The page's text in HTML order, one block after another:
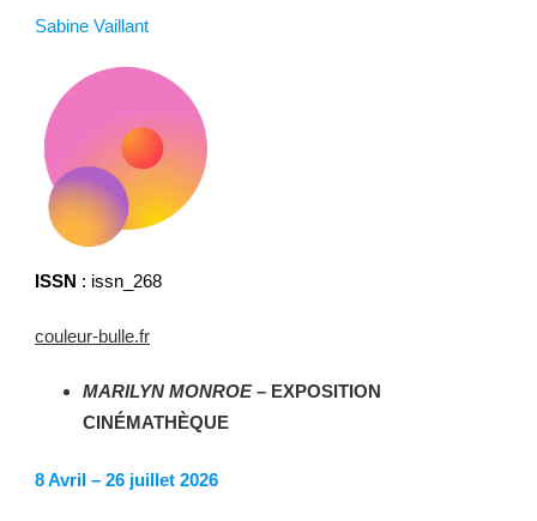
Sabine Vaillant
ISSN : issn_268
couleur-bulle.fr
MARILYN MONROE– EXPOSITION
CINÉMATHÈQUE
8 Avril – 26 juillet 2026